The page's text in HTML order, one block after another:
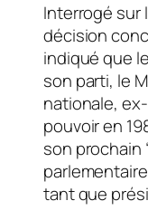
Interrogé sur
décision
indiqué que
son parti, le
nationale,
pouvoir en
son prochain
tant que